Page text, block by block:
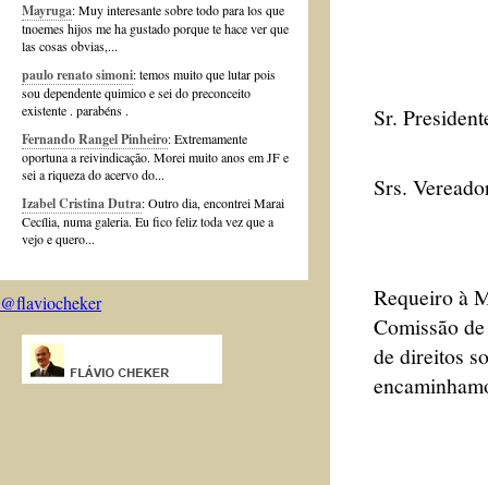
Mayruga: Muy interesante sobre todo para los que
tnoemes hijos me ha gustado porque te hace ver que
las cosas obvias,...
paulo renato simoni: temos muito que lutar pois
sou dependente quimico e sei do preconceito
existente . parabéns .
Fernando Rangel Pinheiro: Extremamente
oportuna a reivindicação. Morei muito anos em JF e
sei a riqueza do acervo do...
Izabel Cristina Dutra: Outro dia, encontrei Marai
Cecília, numa galeria. Eu fico feliz toda vez que a
vejo e quero...
@flaviocheker
Sr.
Srs.
Requeiro à
Comissão
de direitos